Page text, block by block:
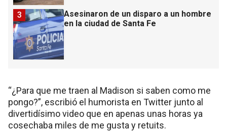
Asesinaron de un disparo a un hombre
en la ciudad de Santa Fe
3
“¿Para que me traen al Madison si saben como me
pongo?”, escribió el humorista en Twitter junto al
divertidísimo video que en apenas unas horas ya
cosechaba miles de me gusta y retuits.